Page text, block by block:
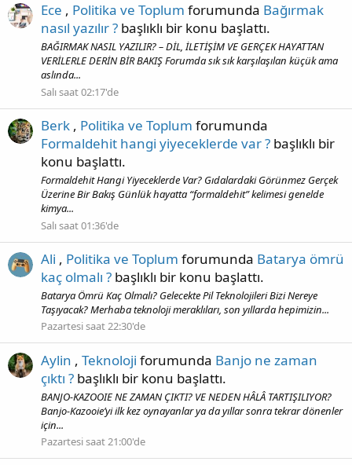
Ece , Politika ve Toplum forumunda Bağırmak
nasıl yazılır ? başlıklı bir konu başlattı.
BAĞIRMAK NASIL YAZILIR? – DİL, İLETİŞİM VE GERÇEK HAYATTAN
VERİLERLE DERİN BİR BAKIŞ Forumda sık sık karşılaşılan küçük ama
aslında...
Salı saat 02:17'de
Berk , Politika ve Toplum forumunda
Formaldehit hangi yiyeceklerde var ? başlıklı bir
konu başlattı.
Formaldehit Hangi Yiyeceklerde Var? Gıdalardaki Görünmez Gerçek
Üzerine Bir Bakış Günlük hayatta “formaldehit” kelimesi genelde
kimya...
Salı saat 01:36'de
Ali , Politika ve Toplum forumunda Batarya ömrü
kaç olmalı ? başlıklı bir konu başlattı.
Batarya Ömrü Kaç Olmalı? Gelecekte Pil Teknolojileri Bizi Nereye
Taşıyacak? Merhaba teknoloji meraklıları, son yıllarda hepimizin...
Pazartesi saat 22:30'de
Aylin , Teknoloji forumunda Banjo ne zaman
çıktı ? başlıklı bir konu başlattı.
BANJO-KAZOOIE NE ZAMAN ÇIKTI? VE NEDEN HÂLÂ TARTIŞILIYOR?
Banjo-Kazooie’yi ilk kez oynayanlar ya da yıllar sonra tekrar dönenler
için...
Pazartesi saat 21:00'de